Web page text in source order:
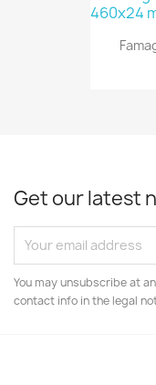
Get our latest
You may unsubscribe at
contact info in the legal